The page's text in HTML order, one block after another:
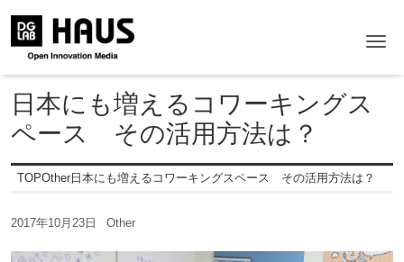
日本にも増えるコワーキングス
ペース その活用方法は？
TOPOther日本にも増えるコワーキングスペース その活用方法は？
2017年10月23日 Other